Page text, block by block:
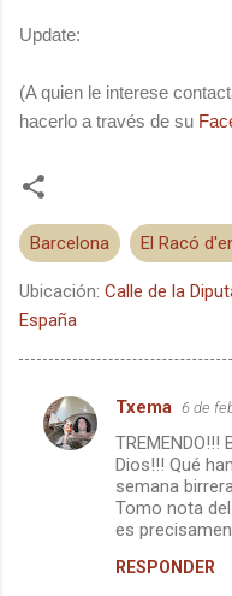
Update:
(A quien le interese
hacerlo a través de su
Barcelona El Racó
Ubicación: Calle de la
España
C
o
Txema 6 de
TREMENDO!!!
Dios!!! Qué
semana
Tomo nota
es
RESPONDER